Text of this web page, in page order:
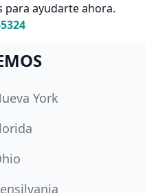
para ayudarte ahora.
York